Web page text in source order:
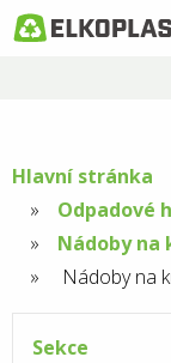
Hlavní stránka
Odpadové
Nádoby na
Aktuální
stránka:
Nádoby na
Sekce